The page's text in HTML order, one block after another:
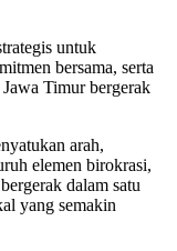
untuk
bersama, serta
Timur bergerak
arah,
elemen birokrasi,
dalam satu
yang semakin